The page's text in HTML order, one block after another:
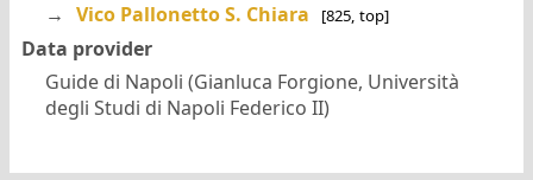
→ Vico Pallonetto S. Chiara [825, top]
Data provider
Guide di Napoli (Gianluca Forgione, Università
degli Studi di Napoli Federico II)